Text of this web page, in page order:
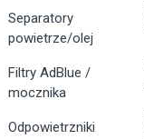
Separatory
powietrze/olej
Filtry AdBlue /
mocznika
Odpowietrzniki